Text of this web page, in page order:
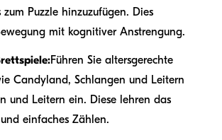
zum Puzzle hinzuzufügen. Dies
mit kognitiver Anstrengung.
Führen Sie altersgerechte
Candyland, Schlangen und Leitern
und Leitern ein. Diese lehren das
einfaches Zählen.